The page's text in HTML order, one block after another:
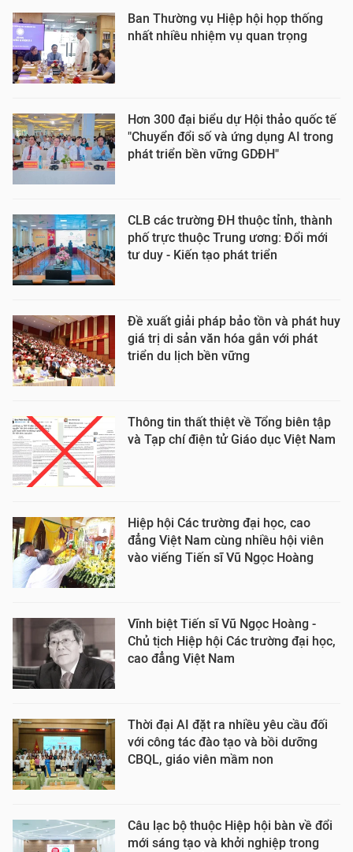
Ban Thường vụ Hiệp hội họp thống
nhất nhiều nhiệm vụ quan trọng
Hơn 300 đại biểu dự Hội thảo quốc tế
"Chuyển đổi số và ứng dụng AI trong
phát triển bền vững GDĐH"
CLB các trường ĐH thuộc tỉnh, thành
phố trực thuộc Trung ương: Đổi mới
tư duy - Kiến tạo phát triển
Đề xuất giải pháp bảo tồn và phát huy
giá trị di sản văn hóa gắn với phát
triển du lịch bền vững
Thông tin thất thiệt về Tổng biên tập
và Tạp chí điện tử Giáo dục Việt Nam
Hiệp hội Các trường đại học, cao
đẳng Việt Nam cùng nhiều hội viên
vào viếng Tiến sĩ Vũ Ngọc Hoàng
Vĩnh biệt Tiến sĩ Vũ Ngọc Hoàng -
Chủ tịch Hiệp hội Các trường đại học,
cao đẳng Việt Nam
Thời đại AI đặt ra nhiều yêu cầu đối
với công tác đào tạo và bồi dưỡng
CBQL, giáo viên mầm non
Câu lạc bộ thuộc Hiệp hội bàn về đổi
mới sáng tạo và khởi nghiệp trong